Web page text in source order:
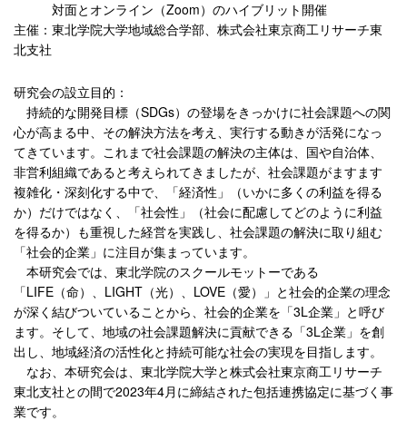
対面とオンライン（Zoom）のハイブリット開催
主催：東北学院大学地域総合学部、株式会社東京商工リサーチ東
北支社
研究会の設立目的：
持続的な開発目標（SDGs）の登場をきっかけに社会課題への関
心が高まる中、その解決方法を考え、実行する動きが活発になっ
てきています。これまで社会課題の解決の主体は、国や自治体、
非営利組織であると考えられてきましたが、社会課題がますます
複雑化・深刻化する中で、「経済性」（いかに多くの利益を得る
か）だけではなく、「社会性」（社会に配慮してどのように利益
を得るか）も重視した経営を実践し、社会課題の解決に取り組む
「社会的企業」に注目が集まっています。
本研究会では、東北学院のスクールモットーである
「LIFE（命）、LIGHT（光）、LOVE（愛）」と社会的企業の理念
が深く結びついていることから、社会的企業を「3L企業」と呼び
ます。そして、地域の社会課題解決に貢献できる「3L企業」を創
出し、地域経済の活性化と持続可能な社会の実現を目指します。
なお、本研究会は、東北学院大学と株式会社東京商工リサーチ
東北支社との間で2023年4月に締結された包括連携協定に基づく事
業です。